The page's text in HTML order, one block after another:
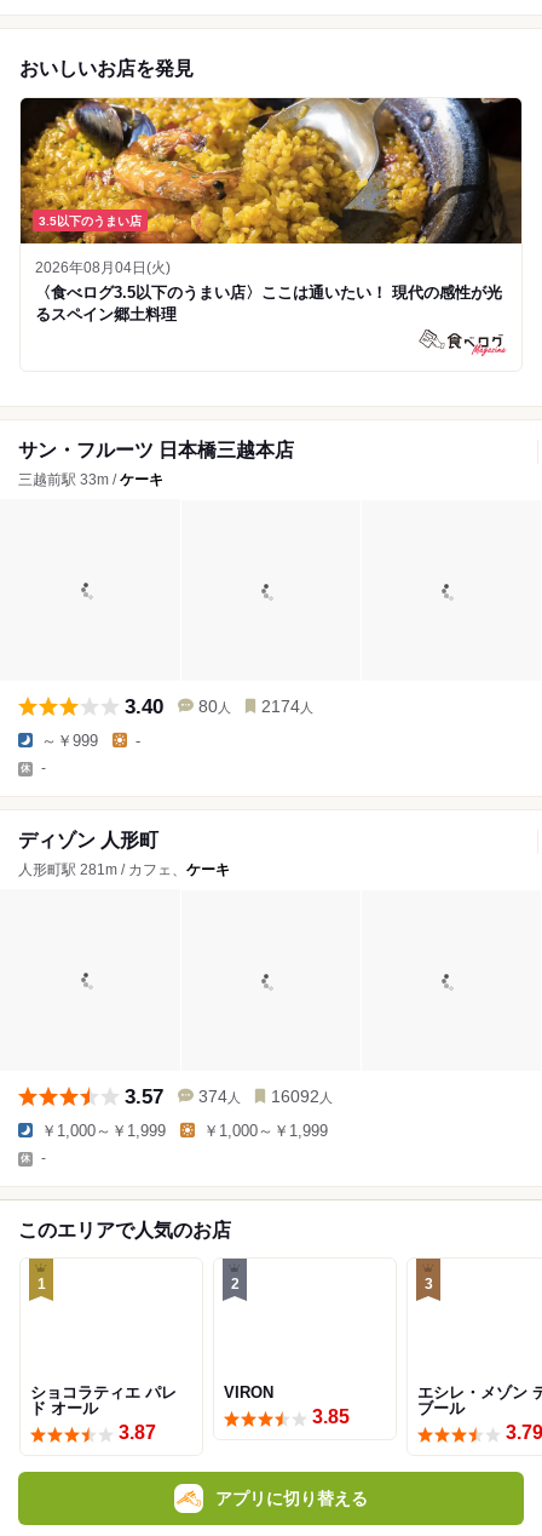
おいしいお店を発見
3.5以下のうまい店
2026年08月04日(火)
〈食べログ3.5以下のうまい店〉ここは通いたい！ 現代の感性が光
るスペイン郷土料理
サン・フルーツ 日本橋三越本店
三越前駅 33m /ケーキ
3.40 80 人 2174 人
～￥999 -
-
ディゾン 人形町
人形町駅 281m / カフェ、 ケーキ
3.57 374 人 16092 人
￥1,000～￥1,999 ￥1,000～￥1,999
-
このエリアで人気のお店
1
ショコラティエ パレ
ド オール
3.87
2
VIRON
3.85
3
エシレ・メゾン
ブール
3.79
アプリに切り替える